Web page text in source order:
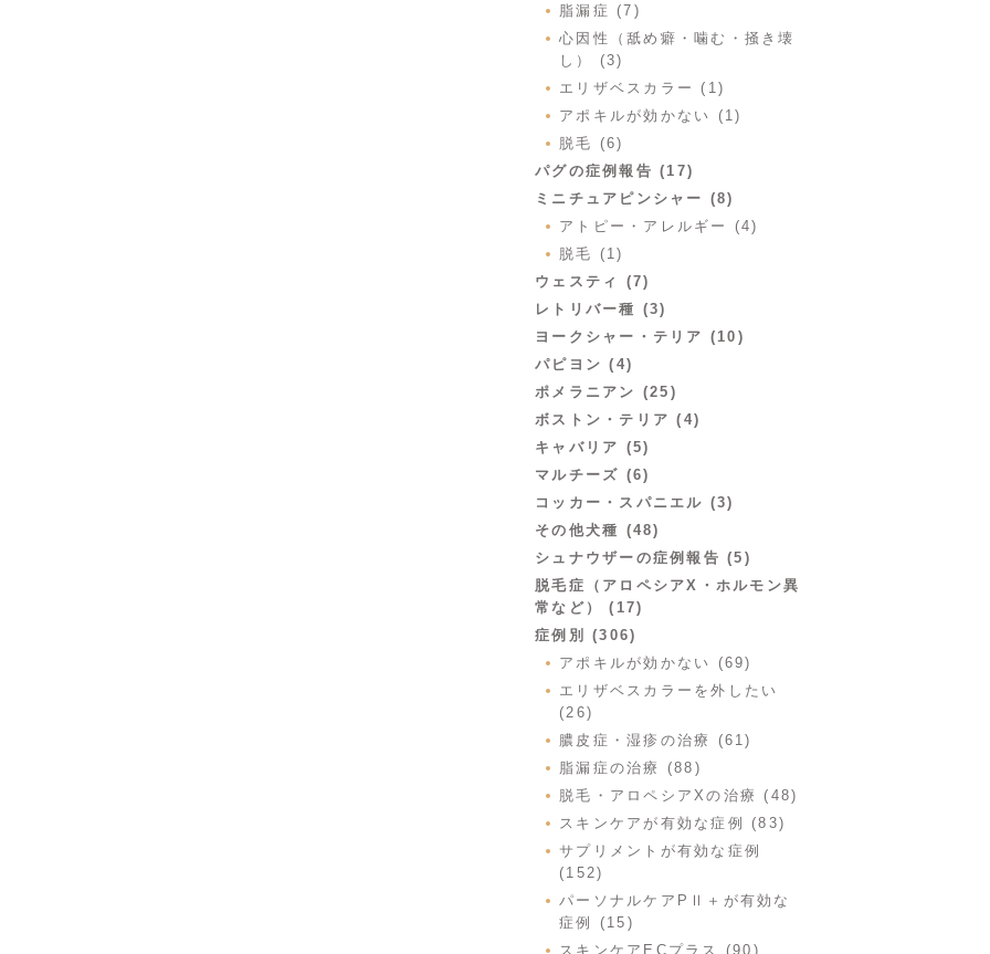
脂漏症 (7)
心因性（舐め癖・噛む・掻き壊
し） (3)
エリザベスカラー (1)
アポキルが効かない (1)
脱毛 (6)
パグの症例報告 (17)
ミニチュアピンシャー (8)
アトピー・アレルギー (4)
脱毛 (1)
ウェスティ (7)
レトリバー種 (3)
ヨークシャー・テリア (10)
パピヨン (4)
ポメラニアン (25)
ボストン・テリア (4)
キャバリア (5)
マルチーズ (6)
コッカー・スパニエル (3)
その他犬種 (48)
シュナウザーの症例報告 (5)
脱毛症（アロペシアX・ホルモン異
常など） (17)
症例別 (306)
アポキルが効かない (69)
エリザベスカラーを外したい
(26)
膿皮症・湿疹の治療 (61)
脂漏症の治療 (88)
脱毛・アロペシアXの治療 (48)
スキンケアが有効な症例 (83)
サプリメントが有効な症例
(152)
パーソナルケアPⅡ＋が有効な
症例 (15)
スキンケアECプラス (90)